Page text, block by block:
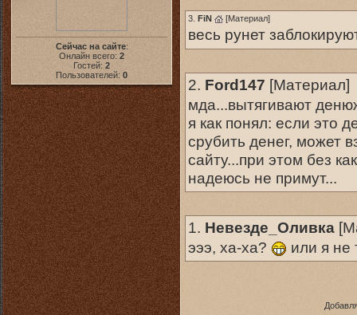
Сейчас на сайте:
Онлайн всего: 2
Гостей: 2
Пользователей: 0
3. FiN [Материал]
весь рунет
2. Ford147 [Материал]
мда...вытягивают
я как понял: если это
срубить денег, может
сайту...при этом без
надеюсь не примут...
1. Невезде_Оливка [
эээ, ха-ха?
или я не